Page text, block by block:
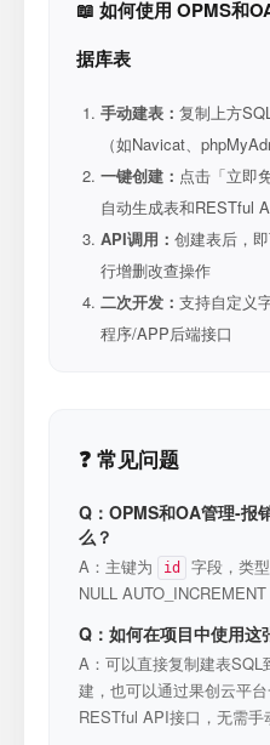
📖 如何使用 OPMS和
据库表
手动建表： 复制上方
（如Navicat、
一键创建： 点击「立即
自动生成表和RESTful
API调用： 创建表后，
行增删改查操作
二次开发： 支持自定义
程序/APP后端接口
❓ 常见问题
Q：OPMS和OA管理-报
么？
A：主键为 id
字段，类
NULL AUTO_INCREMENT
Q：如何在项目中使用这
A：可以直接复制建表
建，也可以通过果创云平
RESTful API接口，无需手